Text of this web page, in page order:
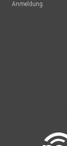
Anmeldung